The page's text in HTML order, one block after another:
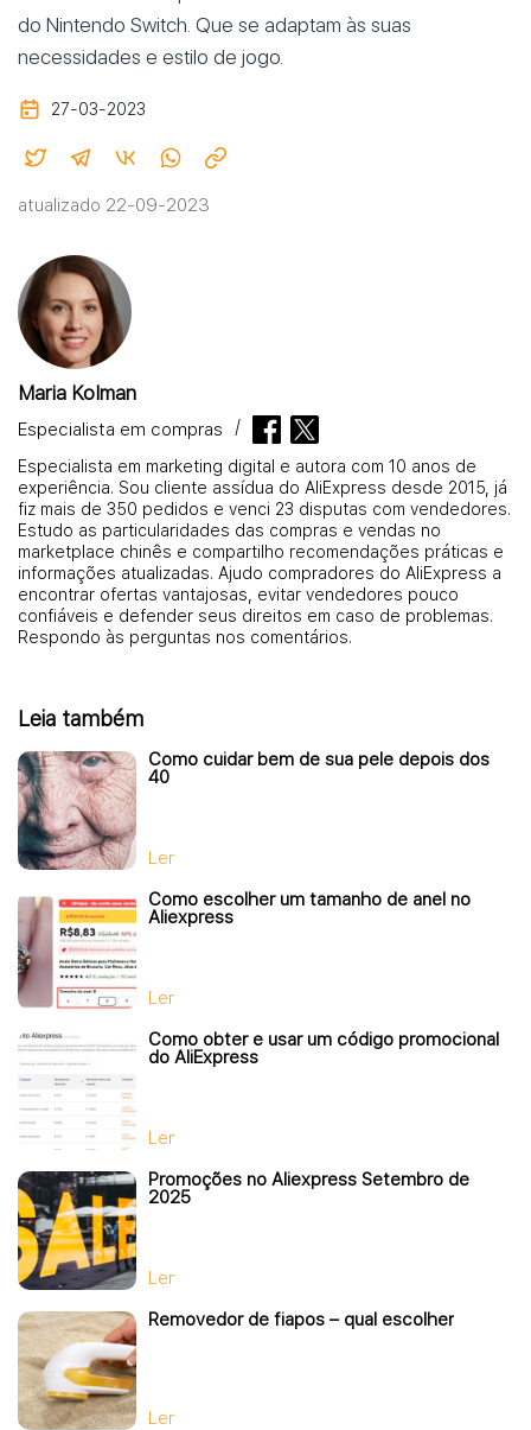
do Nintendo Switch. Que se adaptam às suas
necessidades e estilo de jogo.
27-03-2023
atualizado 22-09-2023
Maria Kolman
Especialista em compras
Especialista em marketing digital e autora com 10 anos de
experiência. Sou cliente assídua do AliExpress desde 2015, já
fiz mais de 350 pedidos e venci 23 disputas com vendedores.
Estudo as particularidades das compras e vendas no
marketplace chinês e compartilho recomendações práticas e
informações atualizadas. Ajudo compradores do AliExpress a
encontrar ofertas vantajosas, evitar vendedores pouco
confiáveis e defender seus direitos em caso de problemas.
Respondo às perguntas nos comentários.
Leia também
Como cuidar bem de sua pele depois dos
40
Ler
Como escolher um tamanho de anel no
Aliexpress
Ler
Como obter e usar um código promocional
do AliExpress
Ler
Promoções no Aliexpress Setembro de
2025
Ler
Removedor de fiapos – qual escolher
Ler